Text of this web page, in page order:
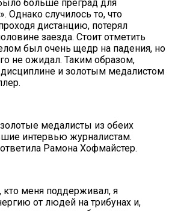
больше преград для
Однако случилось то, что
дистанцию, потерял
заезда. Стоит отметить
был очень щедр на падения, но
не ожидал. Таким образом,
и золотым медалистом
медалисты из обеих
интервью журналистам.
Рамона Хофмайстер.
кто меня поддерживал, я
от людей на трибунах и,